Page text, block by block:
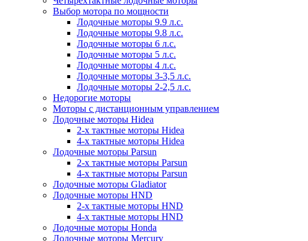
Выбор мотора по мощности
Лодочные моторы 9.9 л.с.
Лодочные моторы 9.8 л.с.
Лодочные моторы 6 л.с.
Лодочные моторы 5 л.с.
Лодочные моторы 4 л.с.
Лодочные моторы 3-3,5 л.с.
Лодочные моторы 2-2,5 л.с.
Недорогие моторы
Моторы с дистанционным управлением
Лодочные моторы Hidea
2-х тактные моторы Hidea
4-х тактные моторы Hidea
Лодочные моторы Parsun
2-х тактные моторы Parsun
4-х тактные моторы Parsun
Лодочные моторы Gladiator
Лодочные моторы HND
2-х тактные моторы HND
4-х тактные моторы HND
Лодочные моторы Honda
Лодочные моторы Mercury